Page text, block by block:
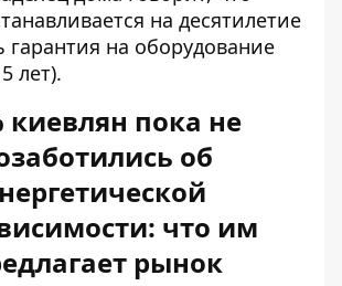
на десятилетие
на оборудование
лет).
киевлян пока не
об
что им
рынок